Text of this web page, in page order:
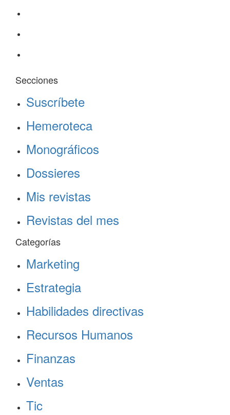
Secciones
Suscríbete
Hemeroteca
Monográficos
Dossieres
Mis revistas
Revistas del mes
Categorías
Marketing
Estrategia
Habilidades directivas
Recursos Humanos
Finanzas
Ventas
Tic